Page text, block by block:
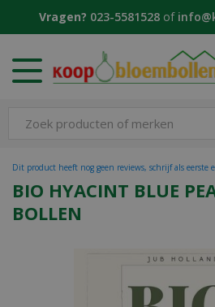
Vragen? 023-5581528 of
BIO HYACINT BLUE
BOLLEN
Dit product heeft nog geen reviews, schrijf als eerste